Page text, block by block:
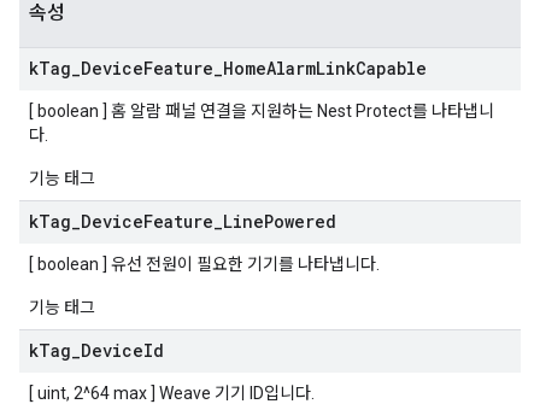
속성
kTag DeviceFeature HomeAlarmLinkCapable
[ boolean ] 홈 알람 패널 연결을 지원하는 Nest Protect를 나타냅니
다.
기능 태그
kTag DeviceFeature LinePowered
[ boolean ] 유선 전원이 필요한 기기를 나타냅니다.
기능 태그
kTag DeviceId
[ uint, 2^64 max ] Weave 기기 ID입니다.